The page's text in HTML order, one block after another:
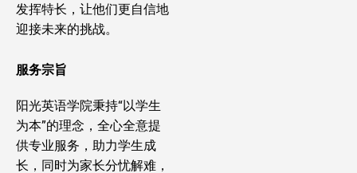
发挥特长，让他们更自信地
迎接未来的挑战。
服务宗旨
阳光英语学院秉持“以学生
为本”的理念，全心全意提
供专业服务，助力学生成
长，同时为家长分忧解难，